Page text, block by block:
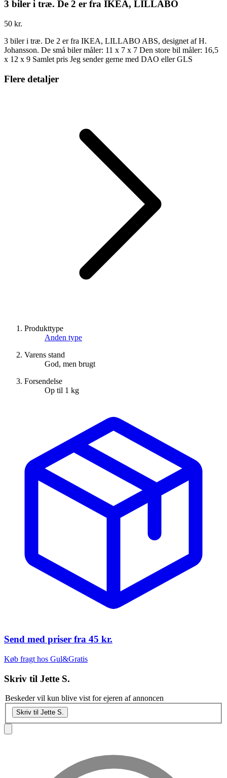
3 biler i træ. De 2 er fra IKEA, LILLABO
50 kr.
3 biler i træ. De 2 er fra IKEA, LILLABO ABS, designet af H.
Johansson. De små biler måler: 11 x 7 x 7 Den store bil måler: 16,5
x 12 x 9 Samlet pris Jeg sender gerne med DAO eller GLS
Flere detaljer
Produkttype
Anden type
Varens stand
God, men brugt
Forsendelse
Op til 1 kg
Send med priser fra 45 kr.
Køb fragt hos Gul&Gratis
Skriv til Jette S.
Beskeder vil kun blive vist for ejeren af annoncen
Skriv til Jette S.